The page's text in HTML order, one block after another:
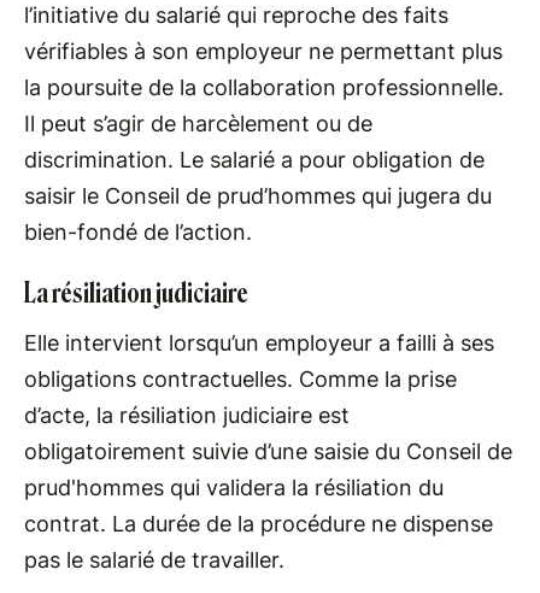
l’initiative du salarié qui reproche des faits
vérifiables à son employeur ne permettant plus
la poursuite de la collaboration professionnelle.
Il peut s’agir de harcèlement ou de
discrimination. Le salarié a pour obligation de
saisir le Conseil de prud’hommes qui jugera du
bien-fondé de l’action.
La résiliation judiciaire
Elle intervient lorsqu’un employeur a failli à ses
obligations contractuelles. Comme la prise
d’acte, la résiliation judiciaire est
obligatoirement suivie d’une saisie du Conseil de
prud'hommes qui validera la résiliation du
contrat. La durée de la procédure ne dispense
pas le salarié de travailler.